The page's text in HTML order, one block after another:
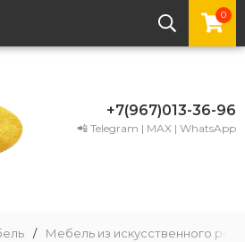
0
+7(967)013-36-96
📲 Telegram | MAX | WhatsApp
/ Мебель из искусственного